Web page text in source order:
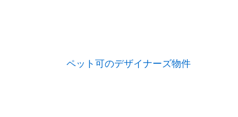
ペット可のデザイナーズ物件